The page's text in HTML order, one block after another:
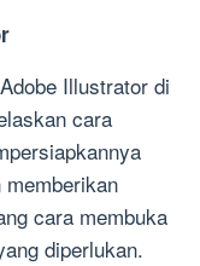
Illustrator di
cara
cara membuka
diperlukan.